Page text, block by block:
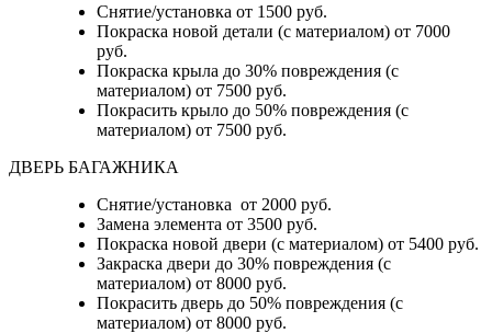
Снятие/установка от 1500 руб.
Покраска новой детали (с материалом) от 7000
руб.
Покраска крыла до 30% повреждения (с
материалом) от 7500 руб.
Покрасить крыло до 50% повреждения (с
материалом) от 7500 руб.
ДВЕРЬ БАГАЖНИКА
Снятие/установка от 2000 руб.
Замена элемента от 3500 руб.
Покраска новой двери (с материалом) от 5400 руб.
Закраска двери до 30% повреждения (с
материалом) от 8000 руб.
Покрасить дверь до 50% повреждения (с
материалом) от 8000 руб.